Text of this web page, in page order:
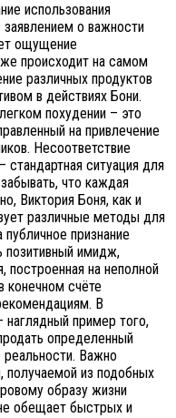
использования
о важности
ощущение
происходит на самом
различных продуктов
в действиях Бони.
похудении – это
на привлечение
Несоответствие
стандартная ситуация для
что каждая
Виктория Боня, как и
различные методы для
признание
позитивный имидж,
построенная на неполной
конечном счёте
В
наглядный пример того,
определенный
Важно
получаемой из подобных
образу жизни
обещает быстрых и